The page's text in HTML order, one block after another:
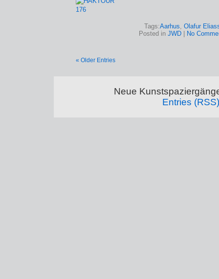
Tags:Aarhus, Olafur
Posted in JWD No
« Older Entries
Neue
Entries (RSS)